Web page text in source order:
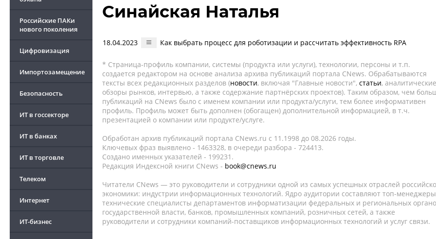
Российские ПАКи
нового поколения
Цифровизация
Импортозамещение
Безопасность
ИТ в госсекторе
ИТ в банках
ИТ в торговле
Телеком
Интернет
ИТ-бизнес
Синайская Наталья
18.04.2023 Как выбрать процесс для роботизации и рассчитать эффективность RPA
* Страница-профиль компании, системы (продукта или услуги), технологии, персоны и т.п.
создается редактором на основе анализа архива публикаций портала CNews. Обрабатываются
тексты всех редакционных разделов (новости, включая "Главные новости", статьи, аналитические
обзоры рынков, интервью, а также содержание партнёрских проектов). Таким образом, чем
публикаций на CNews было с именем компании или продукта/услуги, тем более информативен
профиль. Профиль может быть дополнен (обогащен) дополнительной информацией, в т.ч.
презентацией о компании или продукте/услуге.
Обработан архив публикаций портала CNews.ru c 11.1998 до 08.2026 годы.
Ключевых фраз выявлено - 1463328, в очереди разбора - 724413.
Создано именных указателей - 199231.
Редакция Индексной книги CNews - book@cnews.ru
Читатели CNews — это руководители и сотрудники одной из самых успешных отраслей
экономики: индустрии информационных технологий. Ядро аудитории составляют топ-
технические специалисты департаментов информатизации федеральных и региональных
государственной власти, банков, промышленных компаний, розничных сетей, а также
руководители и сотрудники компаний-поставщиков информационных технологий и услуг связи.